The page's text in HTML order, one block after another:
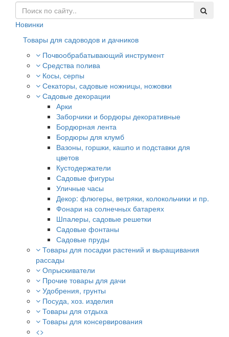
Новинки
Товары для садоводов и дачников
Почвообрабатывающий инструмент
Средства полива
Косы, серпы
Секаторы, садовые ножницы, ножовки
Садовые декорации
Арки
Заборчики и бордюры декоративные
Бордюрная лента
Бордюры для клумб
Вазоны, горшки, кашпо и подставки для
цветов
Кустодержатели
Садовые фигуры
Уличные часы
Декор: флюгеры, ветряки, колокольчики и пр.
Фонари на солнечных батареях
Шпалеры, садовые решетки
Садовые фонтаны
Садовые пруды
Товары для посадки растений и выращивания
рассады
Опрыскиватели
Прочие товары для дачи
Удобрения, грунты
Посуда, хоз. изделия
Товары для отдыха
Товары для консервирования
<>